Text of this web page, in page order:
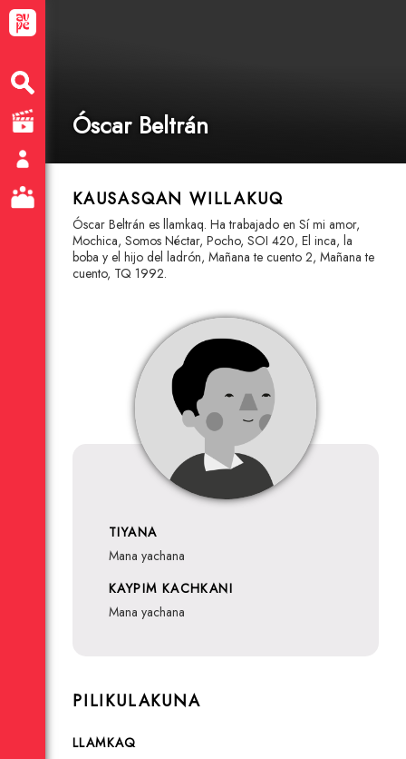
Óscar Beltrán
KAUSASQAN WILLAKUQ
Óscar Beltrán es llamkaq. Ha trabajado en Sí mi amor,
Mochica, Somos Néctar, Pocho, SOI 420, El inca, la
boba y el hijo del ladrón, Mañana te cuento 2, Mañana te
cuento, TQ 1992.
TIYANA
mana yachana
KAYPIM KACHKANI
mana yachana
PILIKULAKUNA
LLAMKAQ